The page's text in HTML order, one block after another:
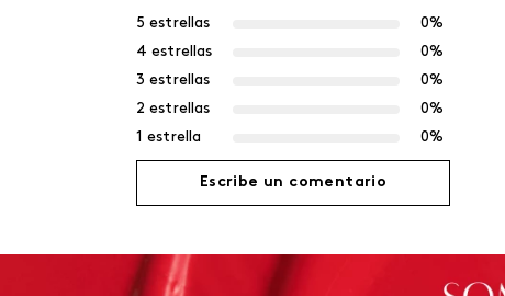
5 estrellas
0%
4 estrellas
0%
3 estrellas
0%
2 estrellas
0%
1 estrella
0%
Escribe un comentario
Agregar comentario